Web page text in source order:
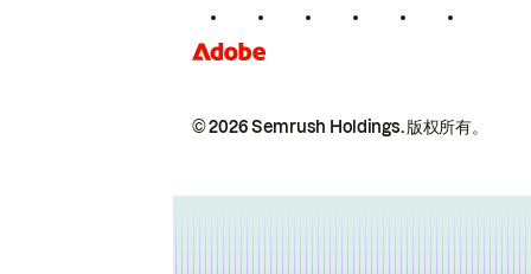
© 2026 Semrush Holdings.版权所有。